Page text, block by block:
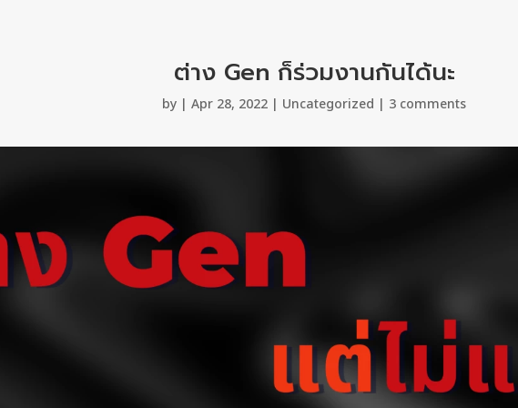
ต่าง Gen ก็ร่วมงานกันได้นะ
by | Apr 28, 2022 | Uncategorized | 3 comments